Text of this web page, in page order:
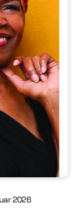
2026